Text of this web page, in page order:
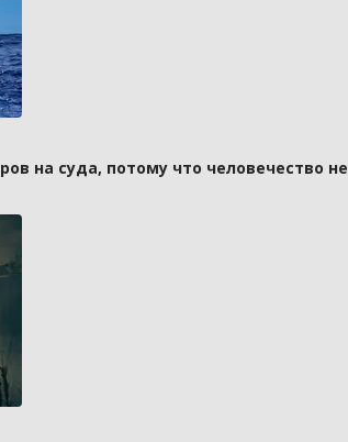
на суда, потому что человечество